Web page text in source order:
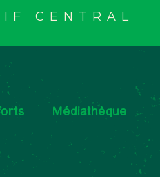
CENTRAL
Médiathèque